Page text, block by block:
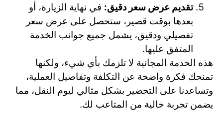
تقديم عرض سعر دقيق: في نهاية الزيارة، أو
بعدها بوقت قصير، ستحصل على عرض سعر
تفصيلي ودقيق، يشمل جميع جوانب الخدمة
المتفق عليها.
هذه الخدمة المجانية لا تلزمك بأي شيء، ولكنها
تمنحك فكرة واضحة عن التكلفة وتفاصيل العملية،
وتساعدنا على التحضير بشكل مثالي ليوم النقل، مما
يضمن تجربة خالية من المتاعب لك.